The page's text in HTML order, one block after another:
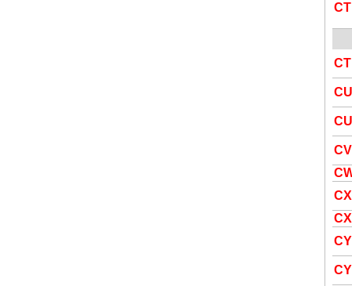
CT
CT
CU
CU
CV
CX
CX
CY
CY